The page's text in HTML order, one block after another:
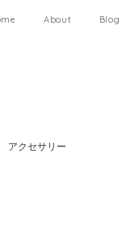
About Blog
アクセサリー